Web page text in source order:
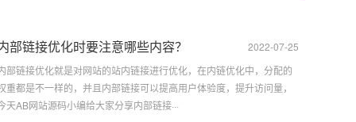
2022-07-25
部链接优化时要注意哪些内容？
部链接优化就是对网站的站内链接进行优化，在内链优化中，分配的
重都是不一样的，并且内部链接可以提高用户体验度，提升访问量，
天AB网站源码小编给大家分享内部链接···